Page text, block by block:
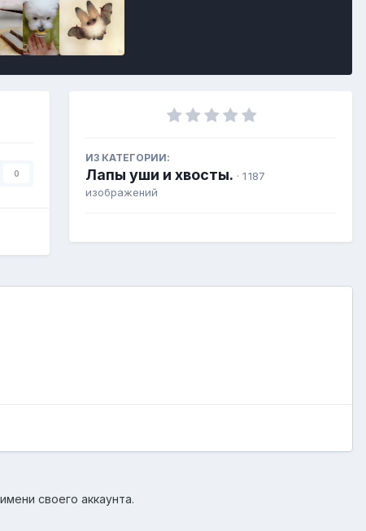
0
ИЗ КАТЕГОРИИ:
Лапы уши и хвосты. · 1 187
изображений
своего аккаунта.